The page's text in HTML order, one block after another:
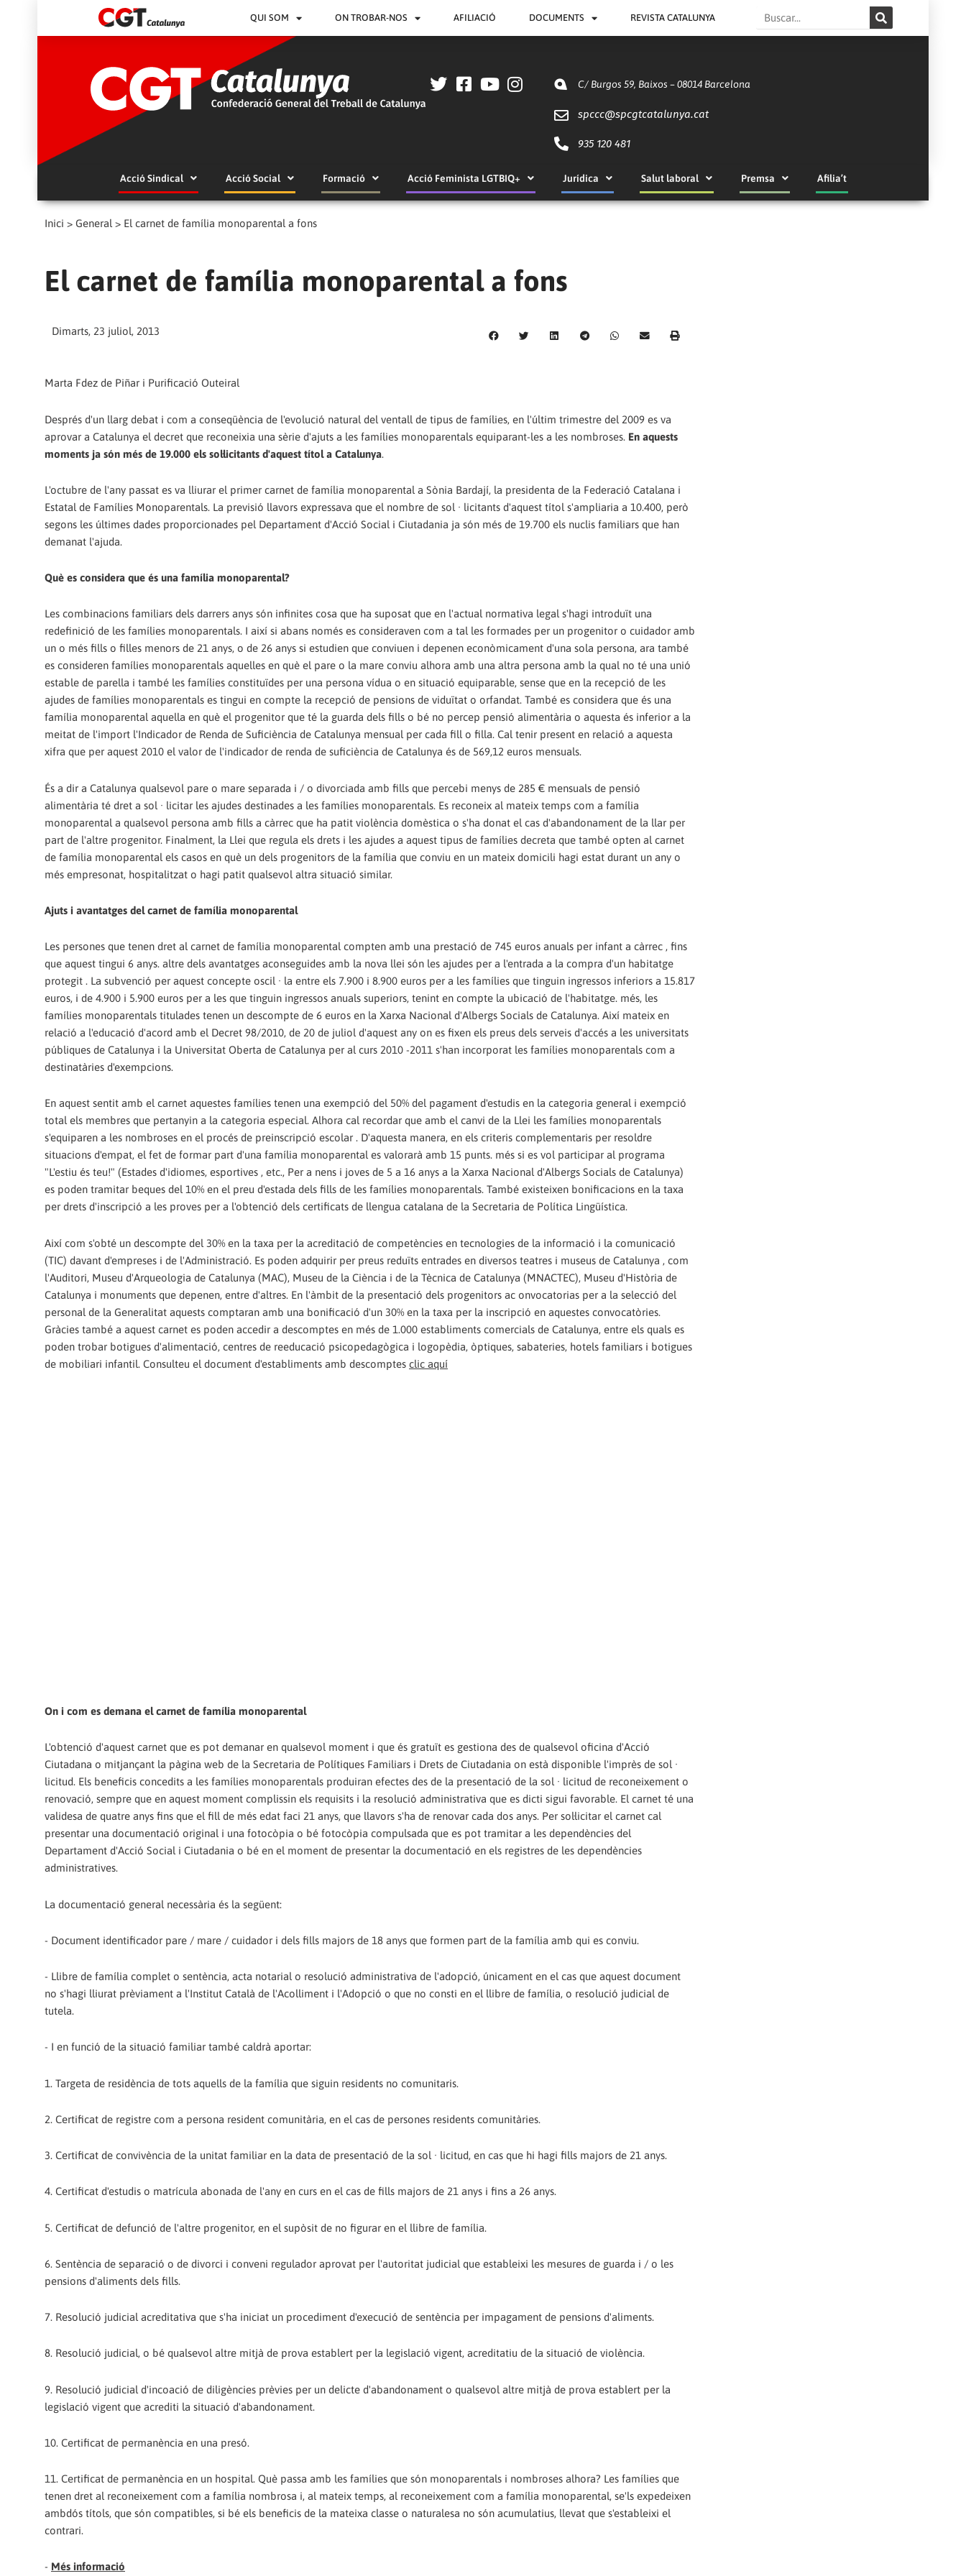
QUI SOM ON TROBAR-NOS AFILIACIÓ DOCUMENTS REVISTA CATALUNYA Search
C/ Burgos 59, Baixos – 08014 Barcelona
spccc@spcgtcatalunya.cat
935 120 481
Acció Sindical Acció Social Formació Acció Feminista LGTBIQ+ Jurídica Salut laboral Premsa Afilia’t
Inici > General > El carnet de família monoparental a fons
El carnet de família monoparental a fons
Dimarts, 23 juliol, 2013
Marta Fdez de Piñar i Purificació Outeiral
Després d'un llarg debat i com a conseqüència de l'evolució natural del ventall de tipus de famílies, en l'últim trimestre del 2009 es va
aprovar a Catalunya el decret que reconeixia una sèrie d'ajuts a les famílies monoparentals equiparant-les a les nombroses. En aquests
moments ja són més de 19.000 els sol·licitants d'aquest títol a Catalunya.
L'octubre de l'any passat es va lliurar el primer carnet de família monoparental a Sònia Bardají, la presidenta de la Federació Catalana i
Estatal de Famílies Monoparentals. La previsió llavors expressava que el nombre de sol · licitants d'aquest títol s'ampliaria a 10.400, però
segons les últimes dades proporcionades pel Departament d'Acció Social i Ciutadania ja són més de 19.700 els nuclis familiars que han
demanat l'ajuda.
Què es considera que és una família monoparental?
Les combinacions familiars dels darrers anys són infinites cosa que ha suposat que en l'actual normativa legal s'hagi introduït una
redefinició de les famílies monoparentals. I així si abans només es consideraven com a tal les formades per un progenitor o cuidador amb
un o més fills o filles menors de 21 anys, o de 26 anys si estudien que conviuen i depenen econòmicament d'una sola persona, ara també
es consideren famílies monoparentals aquelles en què el pare o la mare conviu alhora amb una altra persona amb la qual no té una unió
estable de parella i també les famílies constituïdes per una persona vídua o en situació equiparable, sense que en la recepció de les
ajudes de famílies monoparentals es tingui en compte la recepció de pensions de viduïtat o orfandat. També es considera que és una
família monoparental aquella en què el progenitor que té la guarda dels fills o bé no percep pensió alimentària o aquesta és inferior a la
meitat de l'import l'Indicador de Renda de Suficiència de Catalunya mensual per cada fill o filla. Cal tenir present en relació a aquesta
xifra que per aquest 2010 el valor de l'indicador de renda de suficiència de Catalunya és de 569,12 euros mensuals.
És a dir a Catalunya qualsevol pare o mare separada i / o divorciada amb fills que percebi menys de 285 € mensuals de pensió
alimentària té dret a sol · licitar les ajudes destinades a les famílies monoparentals. Es reconeix al mateix temps com a família
monoparental a qualsevol persona amb fills a càrrec que ha patit violència domèstica o s'ha donat el cas d'abandonament de la llar per
part de l'altre progenitor. Finalment, la Llei que regula els drets i les ajudes a aquest tipus de famílies decreta que també opten al carnet
de família monoparental els casos en què un dels progenitors de la família que conviu en un mateix domicili hagi estat durant un any o
més empresonat, hospitalitzat o hagi patit qualsevol altra situació similar.
Ajuts i avantatges del carnet de família monoparental
Les persones que tenen dret al carnet de família monoparental compten amb una prestació de 745 euros anuals per infant a càrrec , fins
que aquest tingui 6 anys. altre dels avantatges aconseguides amb la nova llei són les ajudes per a l'entrada a la compra d'un habitatge
protegit . La subvenció per aquest concepte oscil · la entre els 7.900 i 8.900 euros per a les famílies que tinguin ingressos inferiors a 15.817
euros, i de 4.900 i 5.900 euros per a les que tinguin ingressos anuals superiors, tenint en compte la ubicació de l'habitatge. més, les
famílies monoparentals titulades tenen un descompte de 6 euros en la Xarxa Nacional d'Albergs Socials de Catalunya. Així mateix en
relació a l'educació d'acord amb el Decret 98/2010, de 20 de juliol d'aquest any on es fixen els preus dels serveis d'accés a les universitats
públiques de Catalunya i la Universitat Oberta de Catalunya per al curs 2010 -2011 s'han incorporat les famílies monoparentals com a
destinatàries d'exempcions.
En aquest sentit amb el carnet aquestes famílies tenen una exempció del 50% del pagament d'estudis en la categoria general i exempció
total els membres que pertanyin a la categoria especial. Alhora cal recordar que amb el canvi de la Llei les famílies monoparentals
s'equiparen a les nombroses en el procés de preinscripció escolar . D'aquesta manera, en els criteris complementaris per resoldre
situacions d'empat, el fet de formar part d'una família monoparental es valorarà amb 15 punts. més si es vol participar al programa
"L'estiu és teu!" (Estades d'idiomes, esportives , etc., Per a nens i joves de 5 a 16 anys a la Xarxa Nacional d'Albergs Socials de Catalunya)
es poden tramitar beques del 10% en el preu d'estada dels fills de les famílies monoparentals. També existeixen bonificacions en la taxa
per drets d'inscripció a les proves per a l'obtenció dels certificats de llengua catalana de la Secretaria de Política Lingüística.
Així com s'obté un descompte del 30% en la taxa per la acreditació de competències en tecnologies de la informació i la comunicació
(TIC) davant d'empreses i de l'Administració. Es poden adquirir per preus reduïts entrades en diversos teatres i museus de Catalunya , com
l'Auditori, Museu d'Arqueologia de Catalunya (MAC), Museu de la Ciència i de la Tècnica de Catalunya (MNACTEC), Museu d'Història de
Catalunya i monuments que depenen, entre d'altres. En l'àmbit de la presentació dels progenitors ac onvocatorias per a la selecció del
personal de la Generalitat aquests comptaran amb una bonificació d'un 30% en la taxa per la inscripció en aquestes convocatòries.
Gràcies també a aquest carnet es poden accedir a descomptes en més de 1.000 establiments comercials de Catalunya, entre els quals es
poden trobar botigues d'alimentació, centres de reeducació psicopedagògica i logopèdia, òptiques, sabateries, hotels familiars i botigues
de mobiliari infantil. Consulteu el document d'establiments amb descomptes clic aquí
On i com es demana el carnet de família monoparental
L'obtenció d'aquest carnet que es pot demanar en qualsevol moment i que és gratuït es gestiona des de qualsevol oficina d'Acció
Ciutadana o mitjançant la pàgina web de la Secretaria de Polítiques Familiars i Drets de Ciutadania on està disponible l'imprès de sol ·
licitud. Els beneficis concedits a les famílies monoparentals produiran efectes des de la presentació de la sol · licitud de reconeixement o
renovació, sempre que en aquest moment complissin els requisits i la resolució administrativa que es dicti sigui favorable. El carnet té una
validesa de quatre anys fins que el fill de més edat faci 21 anys, que llavors s'ha de renovar cada dos anys. Per sol·licitar el carnet cal
presentar una documentació original i una fotocòpia o bé fotocòpia compulsada que es pot tramitar a les dependències del
Departament d'Acció Social i Ciutadania o bé en el moment de presentar la documentació en els registres de les dependències
administratives.
La documentació general necessària és la següent:
- Document identificador pare / mare / cuidador i dels fills majors de 18 anys que formen part de la família amb qui es conviu.
- Llibre de família complet o sentència, acta notarial o resolució administrativa de l'adopció, únicament en el cas que aquest document
no s'hagi lliurat prèviament a l'Institut Català de l'Acolliment i l'Adopció o que no consti en el llibre de família, o resolució judicial de
tutela.
- I en funció de la situació familiar també caldrà aportar:
1. Targeta de residència de tots aquells de la família que siguin residents no comunitaris.
2. Certificat de registre com a persona resident comunitària, en el cas de persones residents comunitàries.
3. Certificat de convivència de la unitat familiar en la data de presentació de la sol · licitud, en cas que hi hagi fills majors de 21 anys.
4. Certificat d'estudis o matrícula abonada de l'any en curs en el cas de fills majors de 21 anys i fins a 26 anys.
5. Certificat de defunció de l'altre progenitor, en el supòsit de no figurar en el llibre de família.
6. Sentència de separació o de divorci i conveni regulador aprovat per l'autoritat judicial que estableixi les mesures de guarda i / o les
pensions d'aliments dels fills.
7. Resolució judicial acreditativa que s'ha iniciat un procediment d'execució de sentència per impagament de pensions d'aliments.
8. Resolució judicial, o bé qualsevol altre mitjà de prova establert per la legislació vigent, acreditatiu de la situació de violència.
9. Resolució judicial d'incoació de diligències prèvies per un delicte d'abandonament o qualsevol altre mitjà de prova establert per la
legislació vigent que acrediti la situació d'abandonament.
10. Certificat de permanència en una presó.
11. Certificat de permanència en un hospital. Què passa amb les famílies que són monoparentals i nombroses alhora? Les famílies que
tenen dret al reconeixement com a família nombrosa i, al mateix temps, al reconeixement com a família monoparental, se'ls expedeixen
ambdós títols, que són compatibles, si bé els beneficis de la mateixa classe o naturalesa no són acumulatius, llevat que s'estableixi el
contrari.
- Més informació